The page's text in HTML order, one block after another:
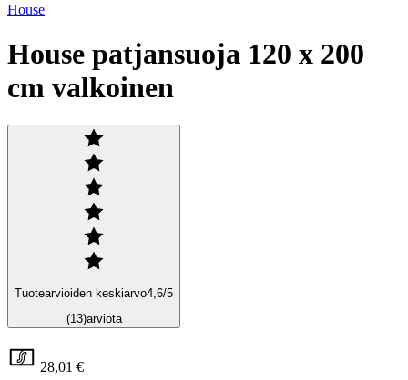
House
House patjansuoja 120 x 200
cm valkoinen
Tuotearvioiden keskiarvo4,6/5
(13)arviota
28,01 €